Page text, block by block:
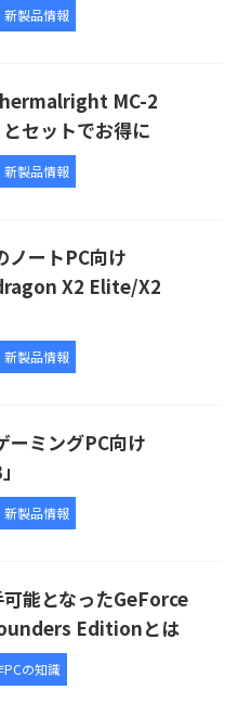
新製品情報
MC-2
セットでお得に
新製品情報
ートPC向け
X2 Elite/X2
新製品情報
ミングPC向け
新製品情報
能となったGeForce
Editionとは
PCの知識